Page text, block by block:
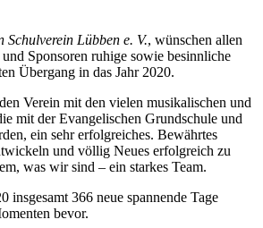
Schulverein Lübben e. V., wünschen allen
Sponsoren ruhige sowie besinnliche
Übergang in das Jahr 2020.
Verein mit den vielen musikalischen und
mit der Evangelischen Grundschule und
ein sehr erfolgreiches. Bewährtes
und völlig Neues erfolgreich zu
was wir sind – ein starkes Team.
insgesamt 366 neue spannende Tage
bevor.